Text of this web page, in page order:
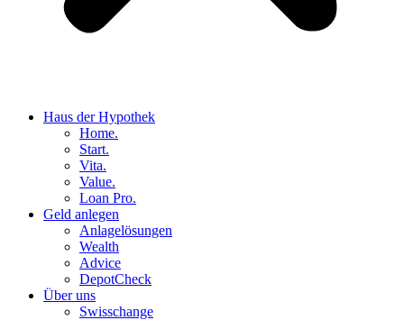
Haus der Hypothek
Home.
Start.
Vita.
Value.
Loan Pro.
Geld anlegen
Anlagelösungen
Wealth
Advice
DepotCheck
Über uns
Swisschange